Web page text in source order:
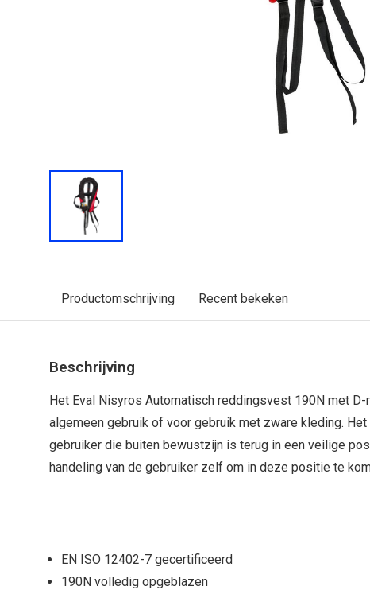
Productomschrijving Recent bekeken
Beschrijving
Het Eval Nisyros Automatisch reddingsvest 190N met
algemeen gebruik of voor gebruik met zware kleding.
gebruiker die buiten bewustzijn is terug in een veilige
handeling van de gebruiker zelf om in deze positie te
EN ISO 12402-7 gecertificeerd
190N volledig opgeblazen